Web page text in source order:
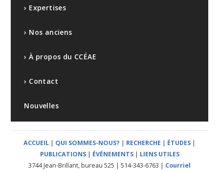
› Expertises
› Nos anciens
› À propos du CCÉAE
› Contact
Nouvelles
ACCUEIL | QUI SOMMES-NOUS? | RECHERCHE | ÉTUDES |
PUBLICATIONS| ÉVÉNEMENTS| LIENS UTILES
3744 Jean-Brillant, bureau 525 | 514-343-6763 | Courriel